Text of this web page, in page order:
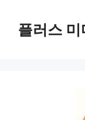
플러스 미